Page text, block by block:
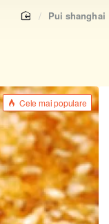
homePui shanghai
Cele mai populare